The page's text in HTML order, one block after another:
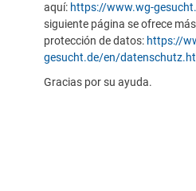
aquí: https://www.wg-
siguiente página se ofrece
protección de datos: https://
gesucht.de/en/
Gracias por su ayuda.